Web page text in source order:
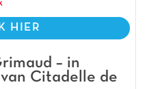
HIER
– in
Citadelle de